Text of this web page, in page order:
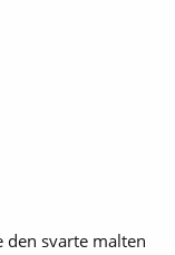
den svarte malten